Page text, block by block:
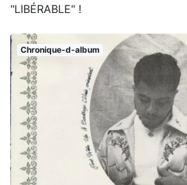
"LIBÉRABLE" !
Chronique-d-album